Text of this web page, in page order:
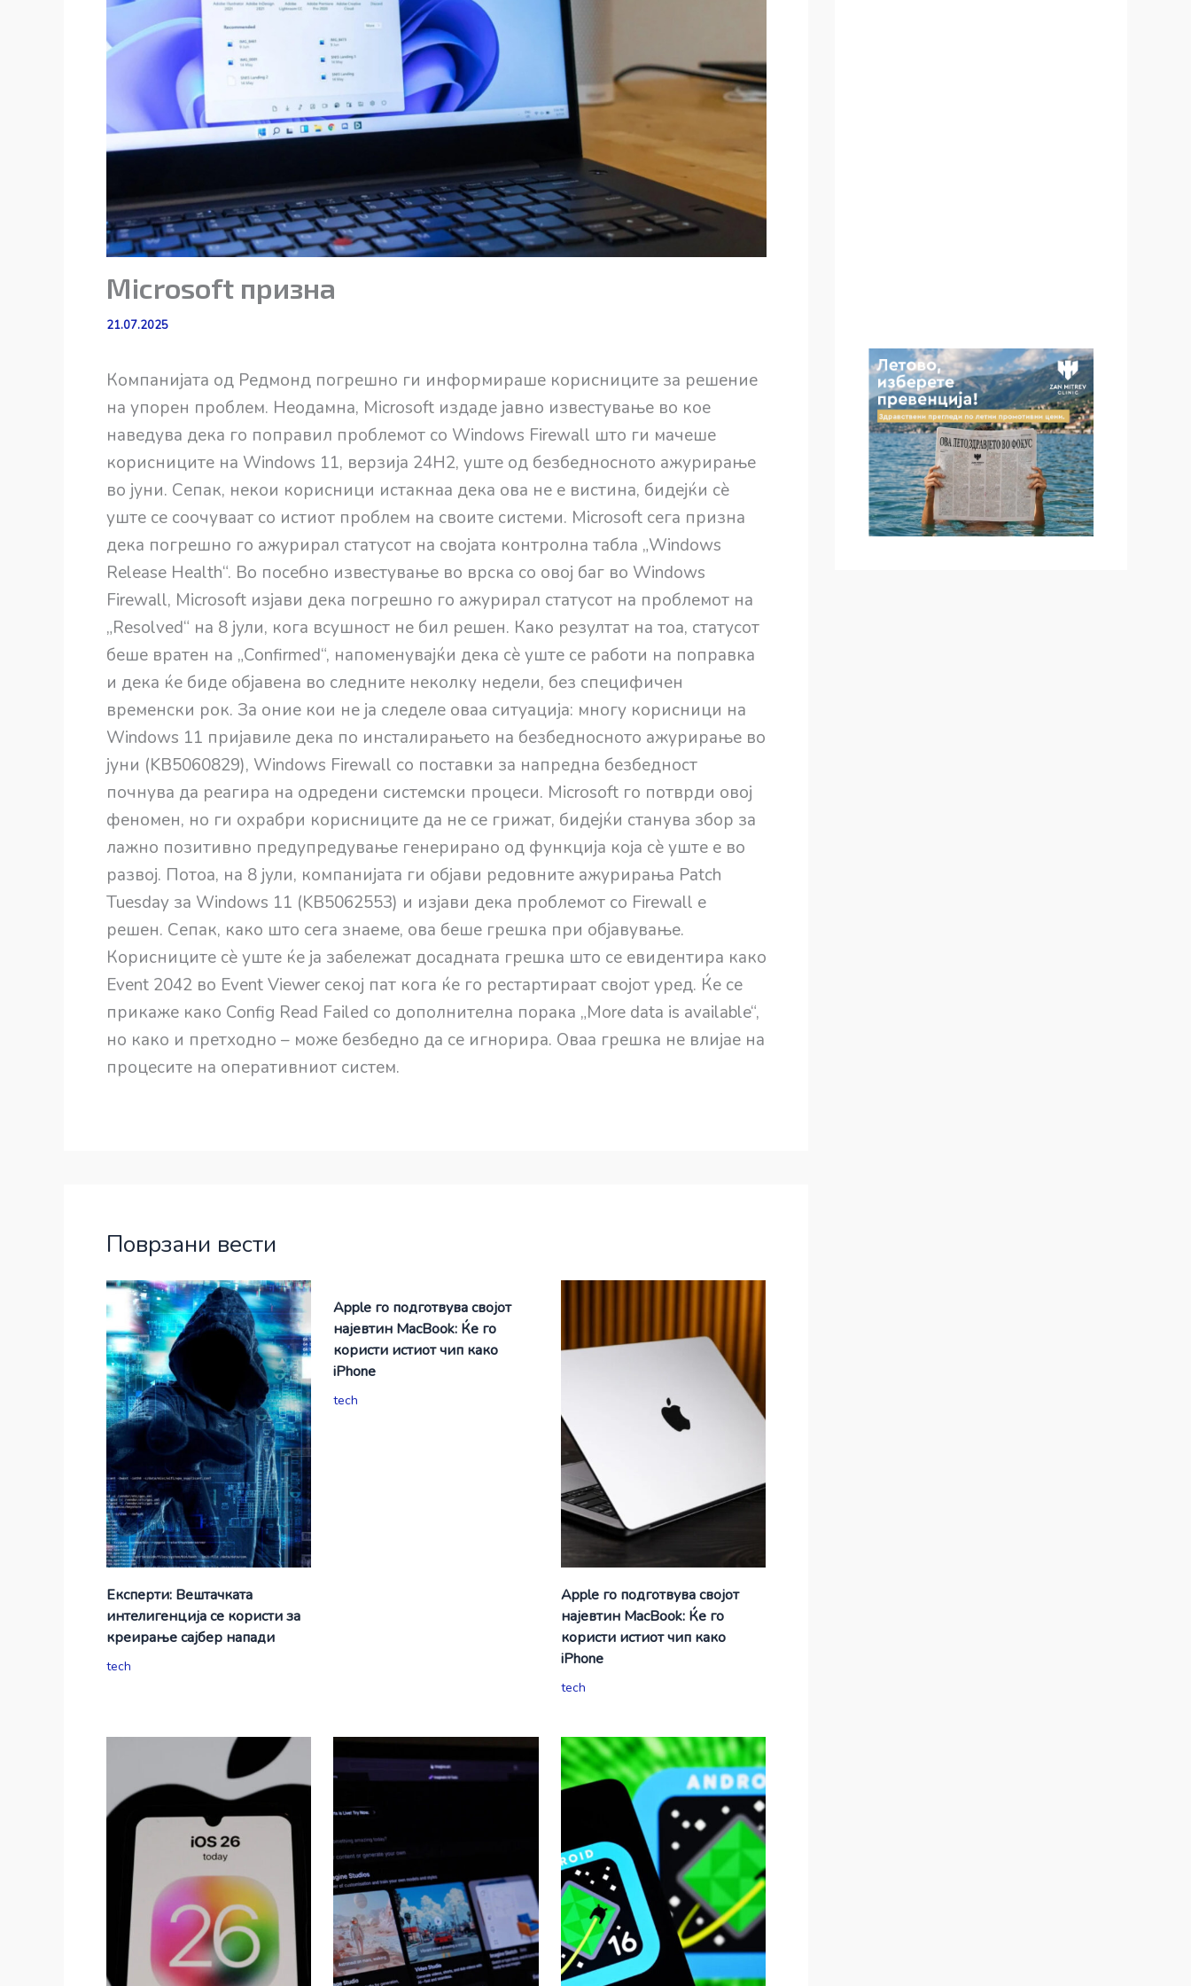
Microsoft призна
21.07.2025
Компанијата од Редмонд погрешно ги информираше корисниците за решение
на упорен проблем. Неодамна, Microsoft издаде јавно известување во кое
наведува дека го поправил проблемот со Windows Firewall што ги мачеше
корисниците на Windows 11, верзија 24H2, уште од безбедносното ажурирање
во јуни. Сепак, некои корисници истакнаа дека ова не е вистина, бидејќи сè
уште се соочуваат со истиот проблем на своите системи. Microsoft сега призна
дека погрешно го ажурирал статусот на својата контролна табла „Windows
Release Health“. Во посебно известување во врска со овој баг во Windows
Firewall, Microsoft изјави дека погрешно го ажурирал статусот на проблемот на
„Resolved“ на 8 јули, кога всушност не бил решен. Како резултат на тоа, статусот
беше вратен на „Confirmed“, напоменувајќи дека сè уште се работи на поправка
и дека ќе биде објавена во следните неколку недели, без специфичен
временски рок. За оние кои не ја следеле оваа ситуација: многу корисници на
Windows 11 пријавиле дека по инсталирањето на безбедносното ажурирање во
јуни (KB5060829), Windows Firewall со поставки за напредна безбедност
почнува да реагира на одредени системски процеси. Microsoft го потврди овој
феномен, но ги охрабри корисниците да не се грижат, бидејќи станува збор за
лажно позитивно предупредување генерирано од функција која сè уште е во
развој. Потоа, на 8 јули, компанијата ги објави редовните ажурирања Patch
Tuesday за Windows 11 (KB5062553) и изјави дека проблемот со Firewall е
решен. Сепак, како што сега знаеме, ова беше грешка при објавување.
Корисниците сè уште ќе ја забележат досадната грешка што се евидентира како
Event 2042 во Event Viewer секој пат кога ќе го рестартираат својот уред. Ќе се
прикаже како Config Read Failed со дополнителна порака „More data is available“,
но како и претходно – може безбедно да се игнорира. Оваа грешка не влијае на
процесите на оперативниот систем.
Поврзани вести
Експерти: Вештачката
интелигенција се користи за
креирање сајбер напади
tech
Apple го подготвува својот
најевтин MacBook: Ќе го
користи истиот чип како
iPhone
tech
Apple го подготвува својот
најевтин MacBook: Ќе го
користи истиот чип како
iPhone
tech